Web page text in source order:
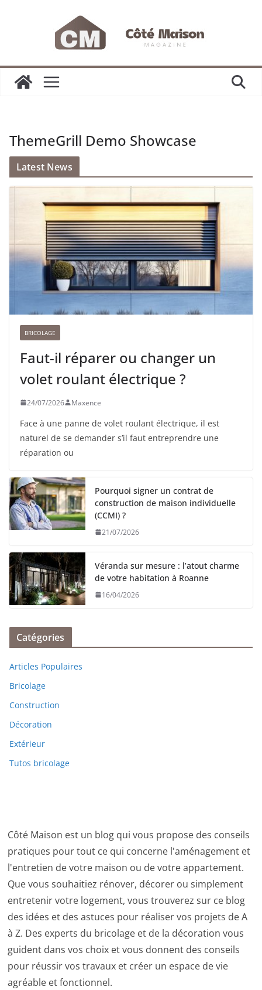
ThemeGrill Demo Showcase
Latest News
BRICOLAGE
Faut-il réparer ou changer un
volet roulant électrique ?
24/07/2026 Maxence
Face à une panne de volet roulant électrique, il est
naturel de se demander s’il faut entreprendre une
réparation ou
Pourquoi signer un contrat de
construction de maison individuelle
(CCMI) ?
21/07/2026
Véranda sur mesure : l’atout charme
de votre habitation à Roanne
16/04/2026
Catégories
Articles Populaires
Bricolage
Construction
Décoration
Extérieur
Tutos bricolage
Côté Maison est un blog qui vous propose des conseils
pratiques pour tout ce qui concerne l'aménagement et
l'entretien de votre maison ou de votre appartement.
Que vous souhaitiez rénover, décorer ou simplement
entretenir votre logement, vous trouverez sur ce blog
des idées et des astuces pour réaliser vos projets de A
à Z. Des experts du bricolage et de la décoration vous
guident dans vos choix et vous donnent des conseils
pour réussir vos travaux et créer un espace de vie
agréable et fonctionnel.